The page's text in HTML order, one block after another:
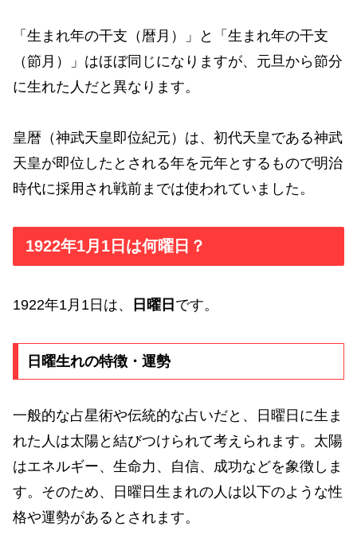
「生まれ年の干支（暦月）」と「生まれ年の干支
（節月）」はほぼ同じになりますが、元旦から節分
に生れた人だと異なります。
皇暦（神武天皇即位紀元）は、初代天皇である神武
天皇が即位したとされる年を元年とするもので明治
時代に採用され戦前までは使われていました。
1922年1月1日は何曜日？
1922年1月1日は、 日曜日 です。
日曜生れの特徴・運勢
一般的な占星術や伝統的な占いだと、日曜日に生ま
れた人は太陽と結びつけられて考えられます。太陽
はエネルギー、生命力、自信、成功などを象徴しま
す。そのため、日曜日生まれの人は以下のような性
格や運勢があるとされます。